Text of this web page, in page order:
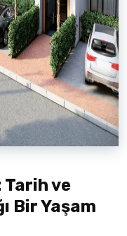
Tarih ve
Bir Yaşam